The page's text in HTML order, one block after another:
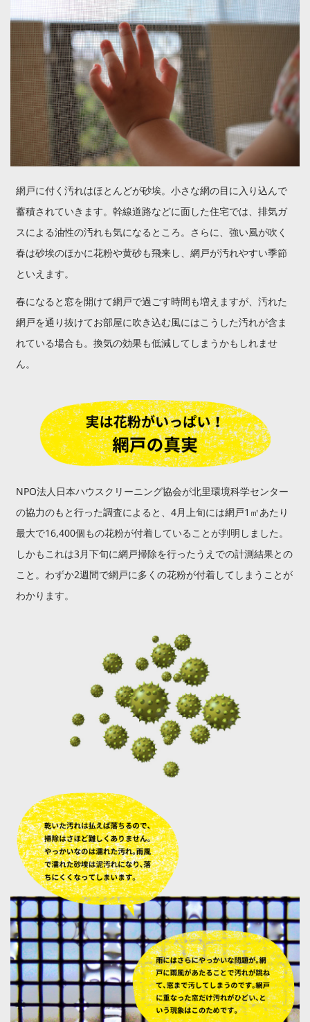
網戸に付く汚れはほとんどが砂埃。小さな網の目に入り込んで
蓄積されていきます。幹線道路などに面した住宅では、排気ガ
スによる油性の汚れも気になるところ。さらに、強い風が吹く
春は砂埃のほかに花粉や黄砂も飛来し、網戸が汚れやすい季節
といえます。
春になると窓を開けて網戸で過ごす時間も増えますが、汚れた
網戸を通り抜けてお部屋に吹き込む風にはこうした汚れが含ま
れている場合も。換気の効果も低減してしまうかもしれませ
ん。
NPO法人日本ハウスクリーニング協会が北里環境科学センター
の協力のもと行った調査によると、4月上旬には網戸1㎡あたり
最大で16,400個もの花粉が付着していることが判明しました。
しかもこれは3月下旬に網戸掃除を行ったうえでの計測結果との
こと。わずか2週間で網戸に多くの花粉が付着してしまうことが
わかります。